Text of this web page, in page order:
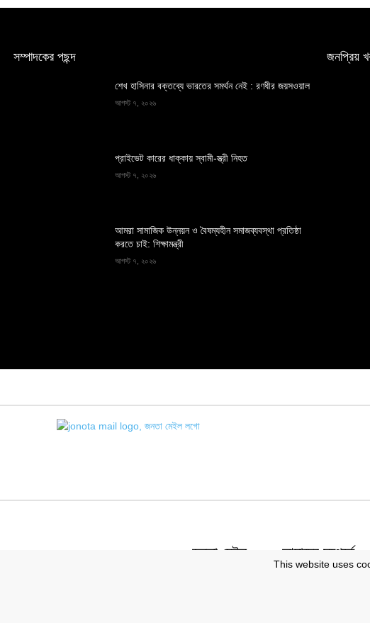
সম্পাদকের পছন্দ
শেখ হাসিনার বক্তব্যে ভারতের সমর্থন নেই : রণধীর জয়সওয়াল
আগস্ট ৭, ২০২৬
প্রাইভেট কারের ধাক্কায় স্বামী-স্ত্রী নিহত
আগস্ট ৭, ২০২৬
আমরা সামাজিক উন্নয়ন ও বৈষম্যহীন সমাজব্যবস্থা প্রতিষ্ঠা
করতে চাই: শিক্ষামন্ত্রী
আগস্ট ৭, ২০২৬
জনপ্রিয়
জনতা মেইল আমাদের সম্পর্কে
স্বত্ব © জনতা
This website uses